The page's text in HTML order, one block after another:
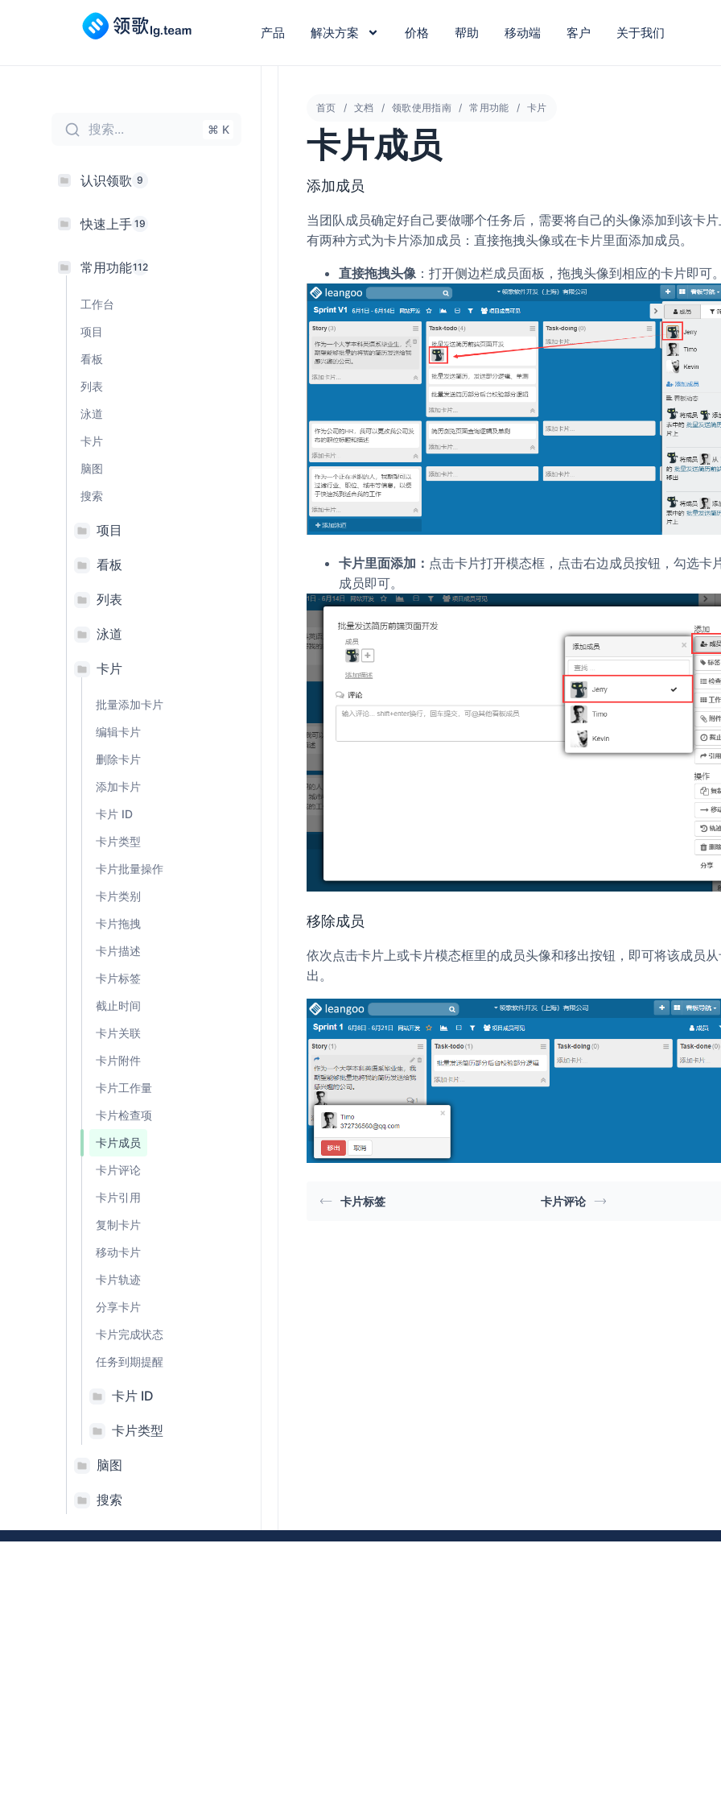
产品 解决方案 价格 帮助 移动端 客户 关于我们
搜索... ⌘ K
认识领歌 9
快速上手 19
常用功能112
工作台
项目
看板
列表
泳道
卡片
脑图
搜索
项目
看板
列表
泳道
卡片
批量添加卡片
编辑卡片
删除卡片
添加卡片
卡片 ID
卡片类型
卡片批量操作
卡片类别
卡片拖拽
卡片描述
卡片标签
截止时间
卡片关联
卡片附件
卡片工作量
卡片检查项
卡片成员
卡片评论
卡片引用
复制卡片
移动卡片
卡片轨迹
分享卡片
卡片完成状态
任务到期提醒
卡片 ID
卡片类型
脑图
搜索
企业版24
首页 文档 领歌使用指南 常用功能 卡片
卡片成员
添加成员
当团队成员确定好自己要做哪个任务后，需要将自己的头像添加到该卡
有两种方式为卡片添加成员：直接拖拽头像或在卡片里面添加成员。
直接拖拽头像：打开侧边栏成员面板，拖拽头像到相应的卡片即可
卡片里面添加： 点击卡片打开模态框，点击右边成员按钮，勾选卡
成员即可。
移除成员
依次点击卡片上或卡片模态框里的成员头像和移出按钮，即可将该成员
出。
卡片标签 卡片评论